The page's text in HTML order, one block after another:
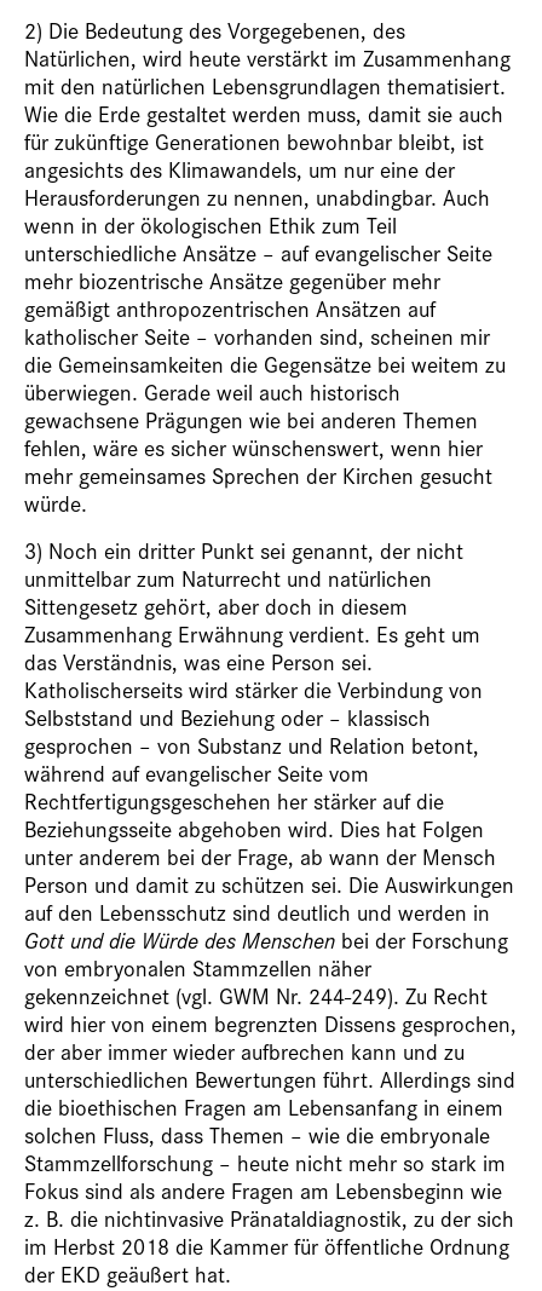
2) Die Bedeutung des Vorgegebenen, des
Natürlichen, wird heute verstärkt im Zusammenhang
mit den natürlichen Lebensgrundlagen thematisiert.
Wie die Erde gestaltet werden muss, damit sie auch
für zukünftige Generationen bewohnbar bleibt, ist
angesichts des Klimawandels, um nur eine der
Herausforderungen zu nennen, unabdingbar. Auch
wenn in der ökologischen Ethik zum Teil
unterschiedliche Ansätze – auf evangelischer Seite
mehr biozentrische Ansätze gegenüber mehr
gemäßigt anthropozentrischen Ansätzen auf
katholischer Seite – vorhanden sind, scheinen mir
die Gemeinsamkeiten die Gegensätze bei weitem zu
überwiegen. Gerade weil auch historisch
gewachsene Prägungen wie bei anderen Themen
fehlen, wäre es sicher wünschenswert, wenn hier
mehr gemeinsames Sprechen der Kirchen gesucht
würde.
3) Noch ein dritter Punkt sei genannt, der nicht
unmittelbar zum Naturrecht und natürlichen
Sittengesetz gehört, aber doch in diesem
Zusammenhang Erwähnung verdient. Es geht um
das Verständnis, was eine Person sei.
Katholischerseits wird stärker die Verbindung von
Selbststand und Beziehung oder – klassisch
gesprochen – von Substanz und Relation betont,
während auf evangelischer Seite vom
Rechtfertigungsgeschehen her stärker auf die
Beziehungsseite abgehoben wird. Dies hat Folgen
unter anderem bei der Frage, ab wann der Mensch
Person und damit zu schützen sei. Die Auswirkungen
auf den Lebensschutz sind deutlich und werden in
Gott und die Würde des Menschen bei der Forschung
von embryonalen Stammzellen näher
gekennzeichnet (vgl. GWM Nr. 244-249). Zu Recht
wird hier von einem begrenzten Dissens gesprochen,
der aber immer wieder aufbrechen kann und zu
unterschiedlichen Bewertungen führt. Allerdings sind
die bioethischen Fragen am Lebensanfang in einem
solchen Fluss, dass Themen – wie die embryonale
Stammzellforschung ­– heute nicht mehr so stark im
Fokus sind als andere Fragen am Lebensbeginn wie
z. B. die nichtinvasive Pränataldiagnostik, zu der sich
im Herbst 2018 die Kammer für öffentliche Ordnung
der EKD geäußert hat.